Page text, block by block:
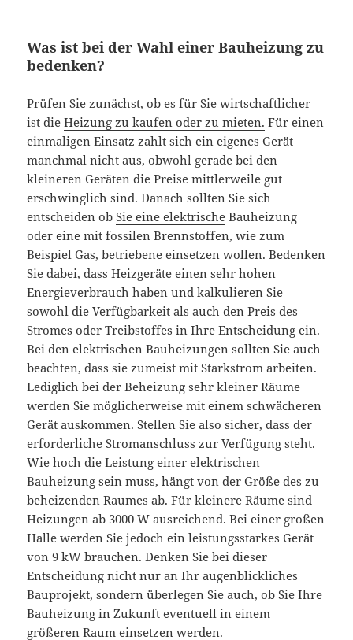
Was ist bei der Wahl einer Bauheizung zu
bedenken?
Prüfen Sie zunächst, ob es für Sie wirtschaftlicher
ist dieHeizung zu kaufen oder zu mieten. Für einen
einmaligen Einsatz zahlt sich ein eigenes Gerät
manchmal nicht aus, obwohl gerade bei den
kleineren Geräten die Preise mittlerweile gut
erschwinglich sind. Danach sollten Sie sich
entscheiden obSie eine elektrische Bauheizung
oder eine mit fossilen Brennstoffen, wie zum
Beispiel Gas, betriebene einsetzen wollen. Bedenken
Sie dabei, dass Heizgeräte einen sehr hohen
Energieverbrauch haben und kalkulieren Sie
sowohl die Verfügbarkeit als auch den Preis des
Stromes oder Treibstoffes in Ihre Entscheidung ein.
Bei den elektrischen Bauheizungen sollten Sie auch
beachten, dass sie zumeist mit Starkstrom arbeiten.
Lediglich bei der Beheizung sehr kleiner Räume
werden Sie möglicherweise mit einem schwächeren
Gerät auskommen. Stellen Sie also sicher, dass der
erforderliche Stromanschluss zur Verfügung steht.
Wie hoch die Leistung einer elektrischen
Bauheizung sein muss, hängt von der Größe des zu
beheizenden Raumes ab. Für kleinere Räume sind
Heizungen ab 3000 W ausreichend. Bei einer großen
Halle werden Sie jedoch ein leistungsstarkes Gerät
von 9 kW brauchen. Denken Sie bei dieser
Entscheidung nicht nur an Ihr augenblickliches
Bauprojekt, sondern überlegen Sie auch, ob Sie Ihre
Bauheizung in Zukunft eventuell in einem
größeren Raum einsetzen werden.